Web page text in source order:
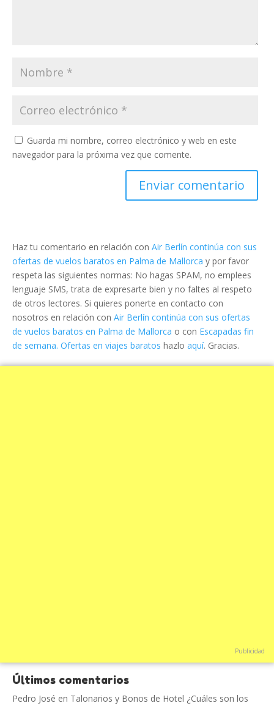
Guarda mi nombre, correo electrónico y web en este
navegador para la próxima vez que comente.
Haz tu comentario en relación con Air Berlín continúa con sus
ofertas de vuelos baratos en Palma de Mallorca y por favor
respeta las siguientes normas: No hagas SPAM, no emplees
lenguaje SMS, trata de expresarte bien y no faltes al respeto
de otros lectores. Si quieres ponerte en contacto con
nosotros en relación con Air Berlín continúa con sus ofertas
de vuelos baratos en Palma de Mallorca o con Escapadas fin
de semana. Ofertas en viajes baratos hazlo aquí. Gracias.
Publicidad
Últimos comentarios
Pedro José en Talonarios y Bonos de Hotel ¿Cuáles son los